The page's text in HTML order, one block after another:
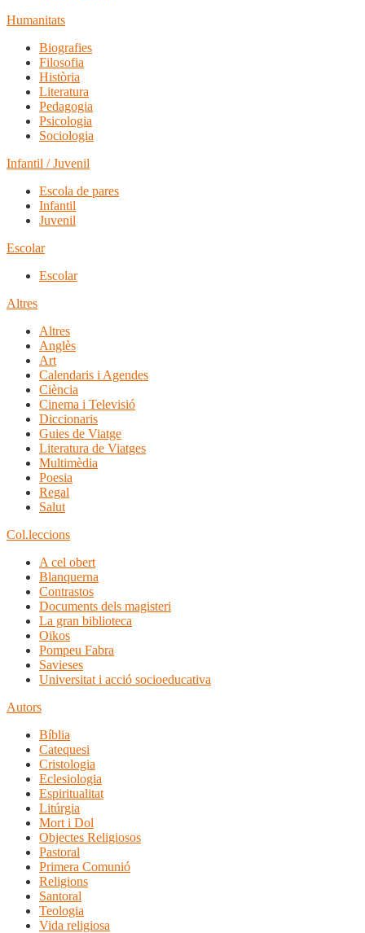
Humanitats
Biografies
Filosofia
Història
Literatura
Pedagogia
Psicologia
Sociologia
Infantil / Juvenil
Escola de pares
Infantil
Juvenil
Escolar
Escolar
Altres
Altres
Anglès
Art
Calendaris i Agendes
Ciència
Cinema i Televisió
Diccionaris
Guies de Viatge
Literatura de Viatges
Multimèdia
Poesia
Regal
Salut
Col.leccions
A cel obert
Blanquerna
Contrastos
Documents dels magisteri
La gran biblioteca
Oikos
Pompeu Fabra
Savieses
Universitat i acció socioeducativa
Autors
Bíblia
Catequesi
Cristologia
Eclesiologia
Espiritualitat
Litúrgia
Mort i Dol
Objectes Religiosos
Pastoral
Primera Comunió
Religions
Santoral
Teologia
Vida religiosa